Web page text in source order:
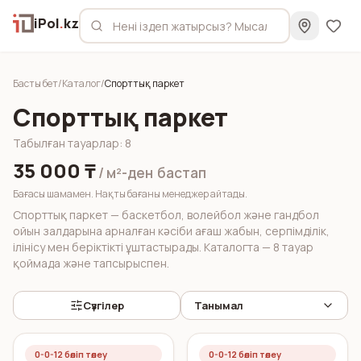
iPol.kz
Басты бет/Каталог/Спорттық паркет
Спорттық паркет
Табылған тауарлар: 8
35 000 ₸/ м²-ден бастап
Бағасы шамамен. Нақты бағаны менеджер айтады.
Спорттық паркет — баскетбол, волейбол және гандбол
ойын залдарына арналған кәсіби ағаш жабын, серпімділік,
ілінісу мен беріктікті ұштастырады. Каталогта — 8 тауар
қоймада және тапсырыспен.
Сүзгілер Танымал
0-0-12 бөліп төлеу 0-0-12 бөліп төлеу